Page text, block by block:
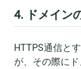
4. ドメイン
HTTPS通信と
が、その際に